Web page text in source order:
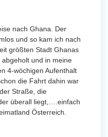
nach Ghana. Der
und so kam ich nach
größten Stadt Ghanas
und in meine
4-wöchigen Aufenthalt
die Fahrt dahin war
Straße, die
überall liegt,….einfach
Österreich.